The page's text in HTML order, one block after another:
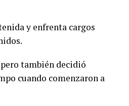
y enfrenta cargos
también decidió
cuando comenzaron a